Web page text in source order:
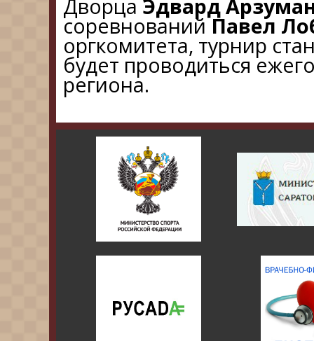
Дворца Эдвард
соревнованийПавел
оргкомитета, турнир
будет проводиться
региона.